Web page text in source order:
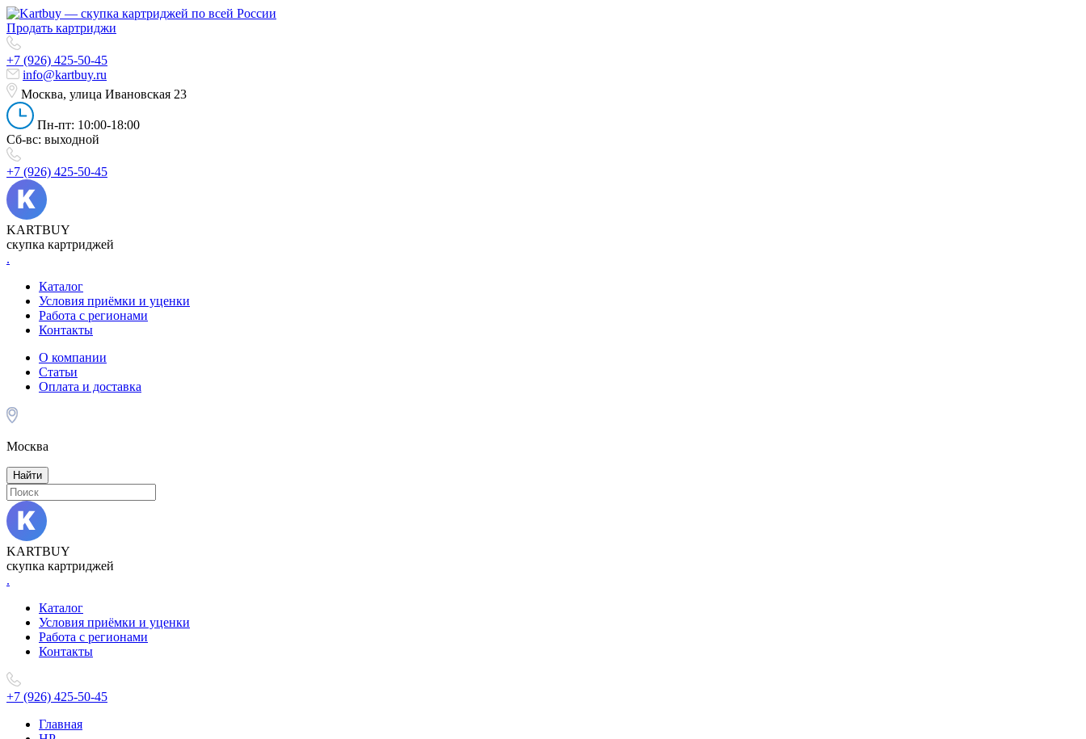
Продать картриджи
+7 (926) 425-50-45
info@kartbuy.ru
Москва, улица Ивановская 23
Пн-пт: 10:00-18:00
Сб-вс: выходной
+7 (926) 425-50-45
KARTBUY
скупка картриджей
.
Каталог
Условия приёмки и уценки
Работа с регионами
Контакты
О компании
Статьи
Оплата и доставка
Москва
Найти
KARTBUY
скупка картриджей
.
Каталог
Условия приёмки и уценки
Работа с регионами
Контакты
+7 (926) 425-50-45
Главная